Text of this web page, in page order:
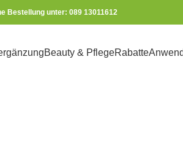
Bestellung unter: 089 13011612
Beauty & PflegeRabatte